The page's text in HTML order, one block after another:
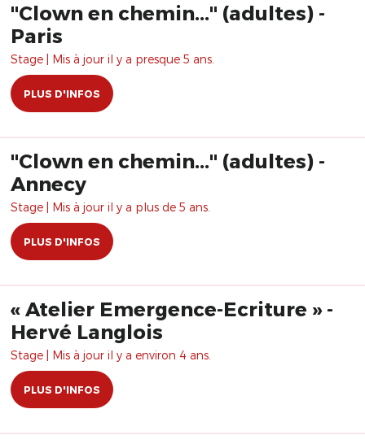
"Clown en chemin..." (adultes) -
Paris
Stage | Mis à jour il y a presque 5 ans.
PLUS D'INFOS
"Clown en chemin..." (adultes) -
Annecy
Stage | Mis à jour il y a plus de 5 ans.
PLUS D'INFOS
« Atelier Emergence-Ecriture » -
Hervé Langlois
Stage | Mis à jour il y a environ 4 ans.
PLUS D'INFOS